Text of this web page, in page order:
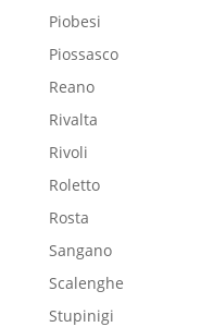
Piobesi
Piossasco
Reano
Rivalta
Rivoli
Roletto
Rosta
Sangano
Scalenghe
Stupinigi